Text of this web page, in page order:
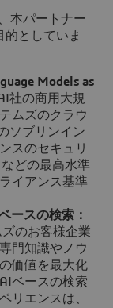
本パートナー
としていま
Models as
社の商用大規
ムズのクラウ
ソブリンイン
スのセキュリ
どの最高水準
イアンス基準
ースの検索：
のお客様企業
門知識やノウ
価値を最大化
ベースの検索
リエンスは、